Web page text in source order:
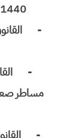
1440 (17 أبريل 2019)؛ الجريدة الرسمية عدد 6771 بتاريخ 16 شعبان 1440 (22 أبريل 2019)، ص 2058؛
-
-
-